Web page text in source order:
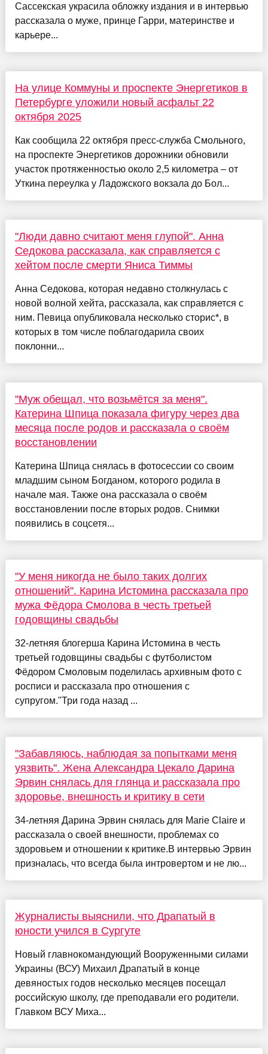
Сассекская украсила обложку издания и в интервью
рассказала о муже, принце Гарри, материнстве и
карьере...
На улице Коммуны и проспекте Энергетиков в
Петербурге уложили новый асфальт 22
октября 2025
Как сообщила 22 октября пресс-служба Смольного,
на проспекте Энергетиков дорожники обновили
участок протяженностью около 2,5 километра – от
Уткина переулка у Ладожского вокзала до Бол...
"Люди давно считают меня глупой". Анна
Седокова рассказала, как справляется с
хейтом после смерти Яниса Тиммы
Анна Седокова, которая недавно столкнулась с
новой волной хейта, рассказала, как справляется с
ним. Певица опубликовала несколько сторис*, в
которых в том числе поблагодарила своих
поклонни...
"Муж обещал, что возьмётся за меня".
Катерина Шпица показала фигуру через два
месяца после родов и рассказала о своём
восстановлении
Катерина Шпица снялась в фотосессии со своим
младшим сыном Богданом, которого родила в
начале мая. Также она рассказала о своём
восстановлении после вторых родов. Снимки
появились в соцсетя...
"У меня никогда не было таких долгих
отношений". Карина Истомина рассказала про
мужа Фёдора Смолова в честь третьей
годовщины свадьбы
32-летняя блогерша Карина Истомина в честь
третьей годовщины свадьбы с футболистом
Фёдором Смоловым поделилась архивным фото с
росписи и рассказала про отношения с
супругом."Три года назад ...
"Забавляюсь, наблюдая за попытками меня
уязвить". Жена Александра Цекало Дарина
Эрвин снялась для глянца и рассказала про
здоровье, внешность и критику в сети
34-летняя Дарина Эрвин снялась для Marie Claire и
рассказала о своей внешности, проблемах со
здоровьем и отношении к критике.В интервью Эрвин
призналась, что всегда была интровертом и не лю...
Журналисты выяснили, что Драпатый в
юности учился в Сургуте
Новый главнокомандующий Вооруженными силами
Украины (ВСУ) Михаил Драпатый в конце
девяностых годов несколько месяцев посещал
российскую школу, где преподавали его родители.
Главком ВСУ Миха...